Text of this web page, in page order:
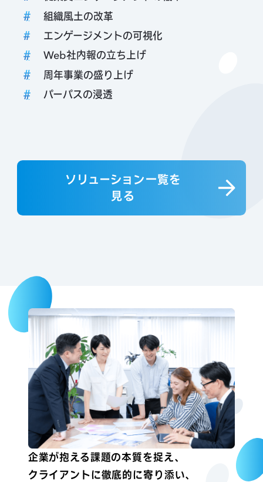
組織風土の改革
エンゲージメントの可視化
Web社内報の立ち上げ
周年事業の盛り上げ
パーパスの浸透
ソリューション一覧を
見る
企業が抱える課題の本質を捉え、
クライアントに徹底的に寄り添い、